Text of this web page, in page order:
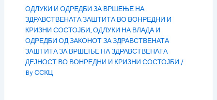
ОДЛУКИ И ОДРЕДБИ ЗА ВРШЕЊЕ НА
ЗДРАВСТВЕНАТА ЗАШТИТА ВО ВОНРЕДНИ И
КРИЗНИ СОСТОЈБИ,ОДЛУКИ НА ВЛАДА И
ОДРЕДБИ ОД ЗАКОНОТ ЗА ЗДРАВСТВЕНАТА
ЗАШТИТА ЗА ВРШЕЊЕ НА ЗДРАВСТВЕНАТА
ДЕЈНОСТ ВО ВОНРЕДНИ И КРИЗНИ СОСТОЈБИ /
ByССКЦ